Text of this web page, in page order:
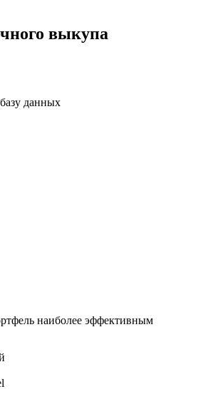
выкупа
данных
наиболее эффективным